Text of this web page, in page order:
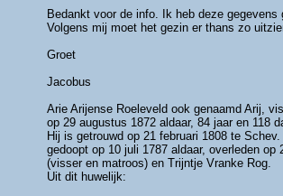
Bedankt voor de info. Ik heb deze
Volgens mij moet het gezin er thans zo
Groet
Jacobus
Arie Arijense Roeleveld ook genaamd Arij,
op 29 augustus 1872 aldaar, 84 jaar en 118
Hij is getrouwd op 21 februari 1808 te
gedoopt op 10 juli 1787 aldaar, overleden
(visser en matroos) en Trijntje Vranke Rog.
Uit dit huwelijk: